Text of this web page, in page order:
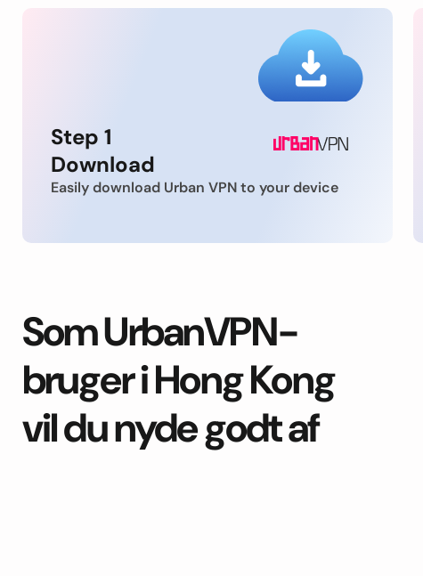
Step 1
Download
Easily download Urban VPN to your device
Som UrbanVPN-
bruger i Hong Kong
vil du nyde godt af